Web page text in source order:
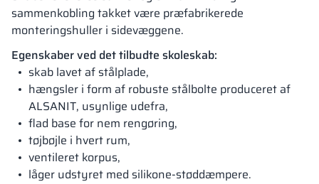
sammenkobling takket være præfabrikerede
monteringshuller i sidevæggene.
Egenskaber ved det tilbudte skoleskab:
skab lavet af stålplade,
hængsler i form af robuste stålbolte produceret af
ALSANIT, usynlige udefra,
flad base for nem rengøring,
tøjbøjle i hvert rum,
ventileret korpus,
låger udstyret med silikone-støddæmpere.